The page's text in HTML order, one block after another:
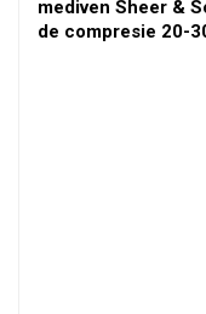
mediven Sheer &
de compresie 20-